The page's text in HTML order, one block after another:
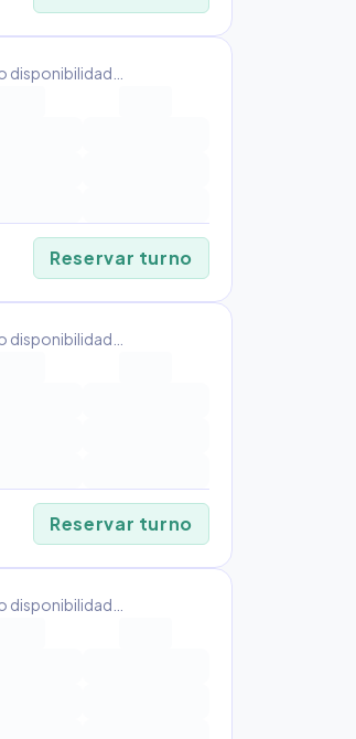
disponibilidad…
Reservar turno
disponibilidad…
Reservar turno
disponibilidad…